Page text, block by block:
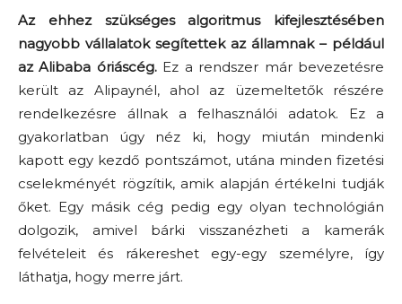
Az ehhez szükséges algoritmus kifejlesztésében
nagyobb vállalatok segítettek az államnak – például
az Alibaba óriáscég.Ez a rendszer már bevezetésre
került az Alipaynél, ahol az üzemeltetők részére
rendelkezésre állnak a felhasználói adatok. Ez a
gyakorlatban úgy néz ki, hogy miután mindenki
kapott egy kezdő pontszámot, utána minden fizetési
cselekményét rögzítik, amik alapján értékelni tudják
őket. Egy másik cég pedig egy olyan technológián
dolgozik, amivel bárki visszanézheti a kamerák
felvételeit és rákereshet egy-egy személyre, így
láthatja, hogy merre járt.